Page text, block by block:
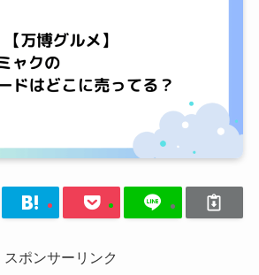
スポンサーリンク